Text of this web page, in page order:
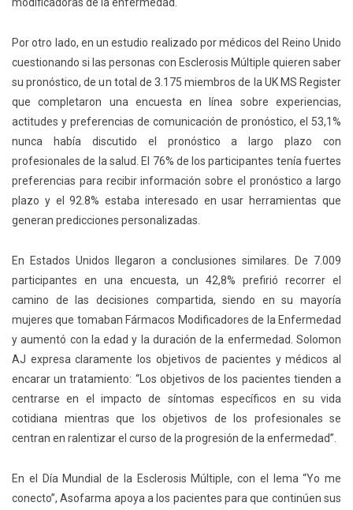
Por otro lado, en un estudio realizado por médicos del Reino Unido
cuestionando si las personas con Esclerosis Múltiple quieren saber
su pronóstico, de un total de 3.175 miembros de la UK MS Register
que completaron una encuesta en línea sobre experiencias,
actitudes y preferencias de comunicación de pronóstico, el 53,1%
nunca había discutido el pronóstico a largo plazo con
profesionales de la salud. El 76% de los participantes tenía fuertes
preferencias para recibir información sobre el pronóstico a largo
plazo y el 92.8% estaba interesado en usar herramientas que
generan predicciones personalizadas.
En Estados Unidos llegaron a conclusiones similares. De 7.009
participantes en una encuesta, un 42,8% prefirió recorrer el
camino de las decisiones compartida, siendo en su mayoría
mujeres que tomaban Fármacos Modificadores de la Enfermedad
y aumentó con la edad y la duración de la enfermedad. Solomon
AJ expresa claramente los objetivos de pacientes y médicos al
encarar un tratamiento: “Los objetivos de los pacientes tienden a
centrarse en el impacto de síntomas específicos en su vida
cotidiana mientras que los objetivos de los profesionales se
centran en ralentizar el curso de la progresión de la enfermedad”.
En el Día Mundial de la Esclerosis Múltiple, con el lema “Yo me
conecto”, Asofarma apoya a los pacientes para que continúen sus